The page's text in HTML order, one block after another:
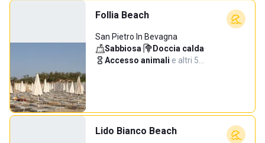
Follia Beach
San Pietro In Bevagna
Sabbiosa· Doccia calda·
Accesso animali·e altri 5…
Lido Bianco Beach